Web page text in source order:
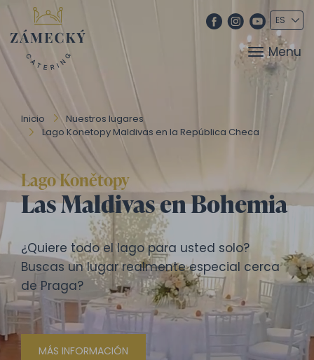
Menu
Inicio
Nuestros lugares
Lago Konetopy Maldivas en la República Checa
Lago Konětopy
Las Maldivas en Bohemia
¿Quiere todo el lago para usted solo?
Buscas un lugar realmente especial cerca
de Praga?
MÁS INFORMACIÓN